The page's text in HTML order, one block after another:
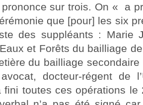
prononce sur trois. On « a
que [pour] les six
des suppléants : Marie
et Forêts du bailliage
du bailliage
docteur-régent de
fini toutes ces opérations